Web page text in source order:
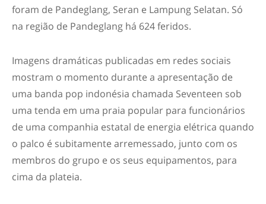
foram de Pandeglang, Seran e Lampung Selatan. Só
na região de Pandeglang há 624 feridos.
Imagens dramáticas publicadas em redes sociais
mostram o momento durante a apresentação de
uma banda pop indonésia chamada Seventeen sob
uma tenda em uma praia popular para funcionários
de uma companhia estatal de energia elétrica quando
o palco é subitamente arremessado, junto com os
membros do grupo e os seus equipamentos, para
cima da plateia.